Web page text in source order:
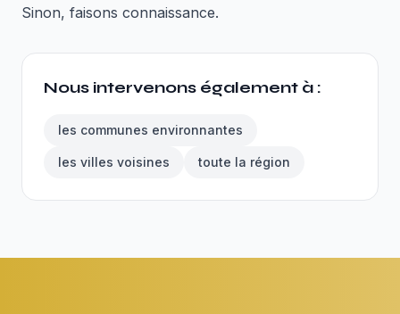
Sinon, faisons connaissance.
Nous intervenons également à :
les communes environnantes
les villes voisines toute la région